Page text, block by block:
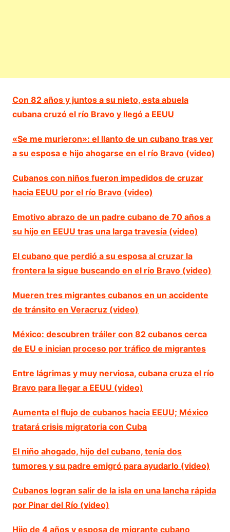
Con 82 años y juntos a su nieto, esta abuela
cubana cruzó el río Bravo y llegó a EEUU
«Se me murieron»: el llanto de un cubano tras ver
a su esposa e hijo ahogarse en el río Bravo (video)
Cubanos con niños fueron impedidos de cruzar
hacia EEUU por el río Bravo (video)
Emotivo abrazo de un padre cubano de 70 años a
su hijo en EEUU tras una larga travesía (video)
El cubano que perdió a su esposa al cruzar la
frontera la sigue buscando en el río Bravo (video)
Mueren tres migrantes cubanos en un accidente
de tránsito en Veracruz (video)
México: descubren tráiler con 82 cubanos cerca
de EU e inician proceso por tráfico de migrantes
Entre lágrimas y muy nerviosa, cubana cruza el río
Bravo para llegar a EEUU (video)
Aumenta el flujo de cubanos hacia EEUU; México
tratará crisis migratoria con Cuba
El niño ahogado, hijo del cubano, tenía dos
tumores y su padre emigró para ayudarlo (video)
Cubanos logran salir de la isla en una lancha rápida
por Pinar del Río (video)
Hijo de 4 años y esposa de migrante cubano